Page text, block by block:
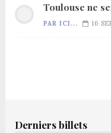
Toulouse ne
PAR ICI... 16
Derniers billets